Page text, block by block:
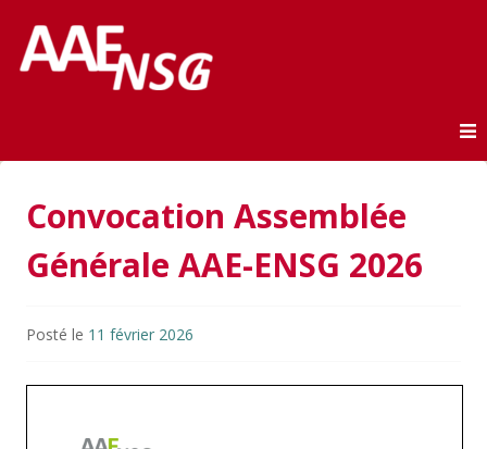
AAE-ENSG
Convocation Assemblée
Générale AAE-ENSG 2026
Posté le 11 février 2026